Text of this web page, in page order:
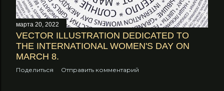
марта 20, 2022
VECTOR ILLUSTRATION DEDICATED TO
THE INTERNATIONAL WOMEN'S DAY ON
MARCH 8.
Поделиться Отправить комментарий